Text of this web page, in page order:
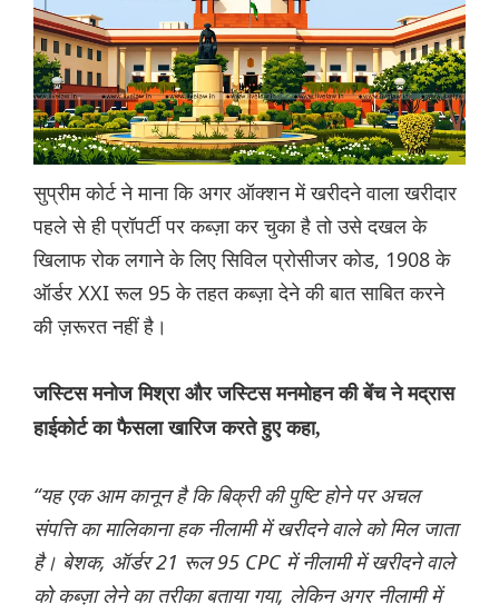
सुप्रीम कोर्ट ने माना कि अगर ऑक्शन में खरीदने वाला खरीदार
पहले से ही प्रॉपर्टी पर कब्ज़ा कर चुका है तो उसे दखल के
खिलाफ रोक लगाने के लिए सिविल प्रोसीजर कोड, 1908 के
ऑर्डर XXI रूल 95 के तहत कब्ज़ा देने की बात साबित करने
की ज़रूरत नहीं है।
जस्टिस मनोज मिश्रा और जस्टिस मनमोहन की बेंच ने मद्रास
हाईकोर्ट का फैसला खारिज करते हुए कहा,
“यह एक आम कानून है कि बिक्री की पुष्टि होने पर अचल
संपत्ति का मालिकाना हक नीलामी में खरीदने वाले को मिल जाता
है। बेशक, ऑर्डर 21 रूल 95 CPC में नीलामी में खरीदने वाले
को कब्ज़ा लेने का तरीका बताया गया, लेकिन अगर नीलामी में